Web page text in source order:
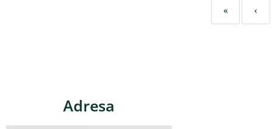
« ‹
Adresa